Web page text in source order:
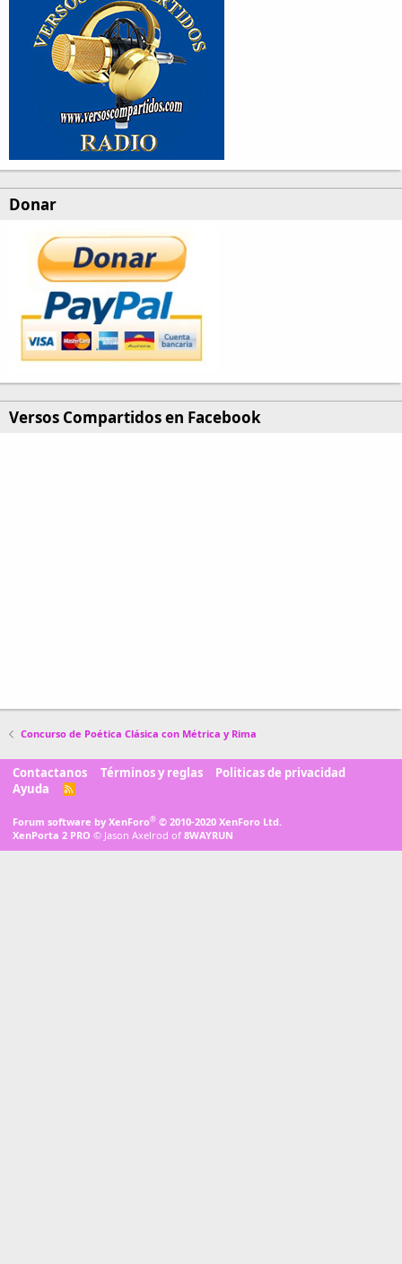
Donar
Versos Compartidos en Facebook
Concurso de Poética Clásica con Métrica y Rima
Contactanos Términos y reglas
Politicas de privacidad
Ayuda
R
Forum software by XenForo® © 2010-2020 XenForo Ltd.
XenPorta 2 PRO © Jason Axelrod of 8WAYRUN